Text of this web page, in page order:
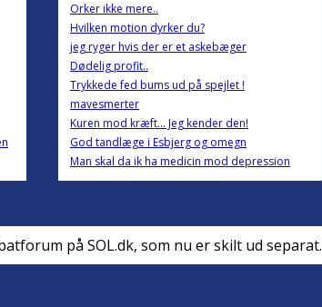
Orker ikke mere..
Hvilken motion dyrker du?
jeg ryger hvis der er et askebæger
Dødelig profit..
Trykkede fed bums ud på spejlet !
mavesmerter
Kuren mod kræft... Jeg kender den!
God tandlæge i Esbjerg og omegn
Man skal da ik ha medicin mod depression
på SOL.dk, som nu er skilt ud separat.